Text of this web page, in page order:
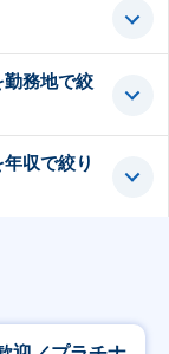
務地で絞
収で絞り